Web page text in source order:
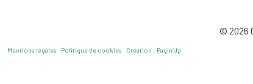
© 2026
Mentions légales Politique de cookies Création : Pagin’Up